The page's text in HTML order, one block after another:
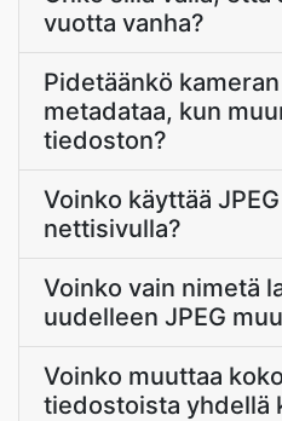
vuotta vanha?
Pidetäänkö
metadataa, kun
tiedoston?
Voinko käyttää
nettisivulla?
Voinko vain nimetä
uudelleen JPEG
Voinko muuttaa
tiedostoista yhdellä